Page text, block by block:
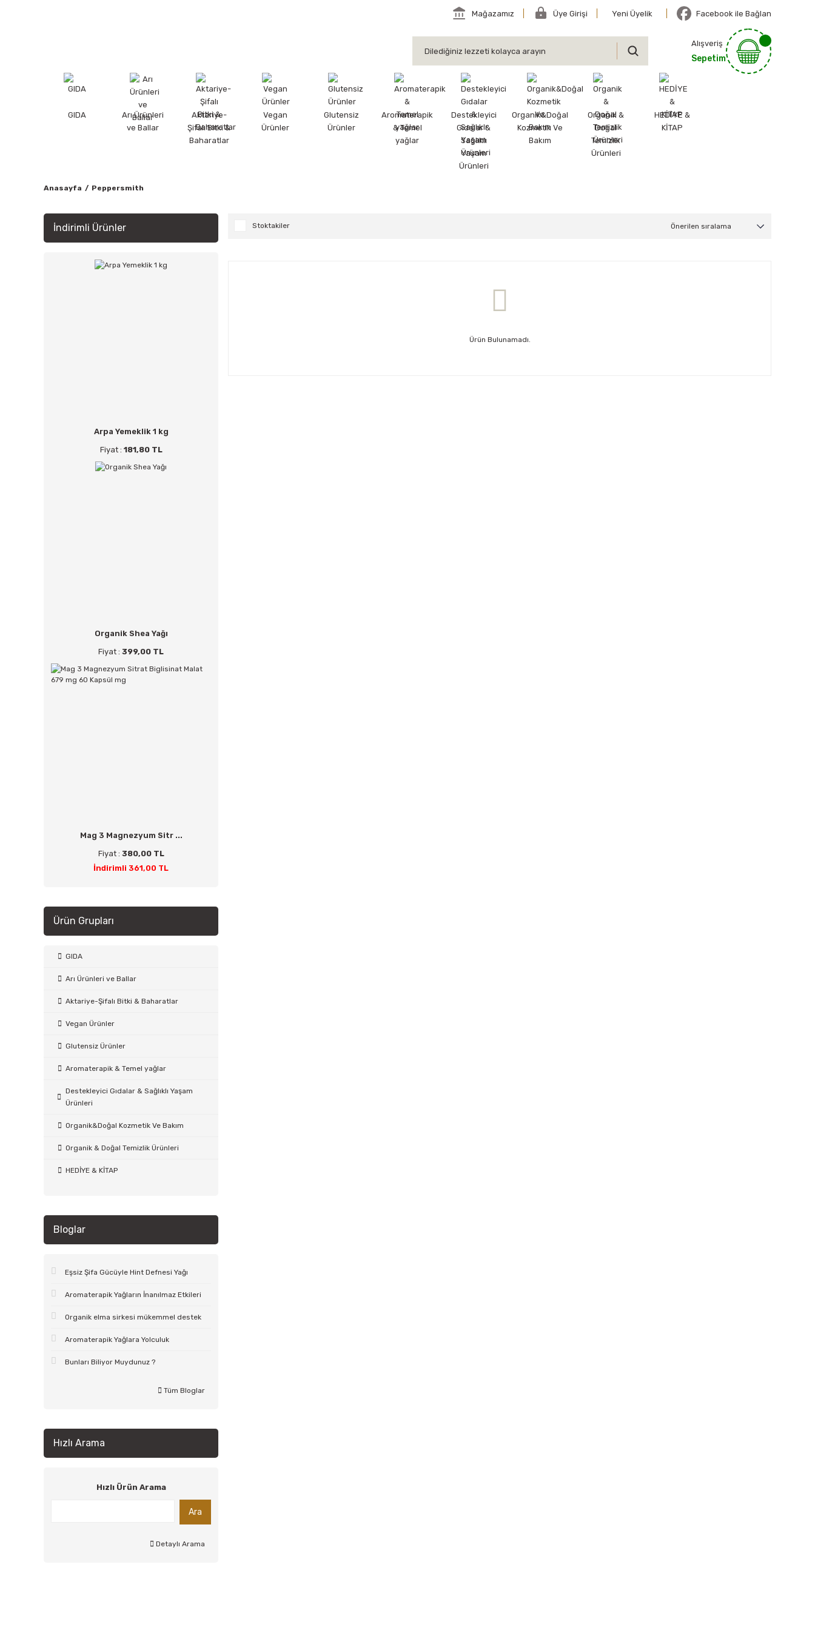
Mağazamız Üye Girişi Yeni Üyelik Facebook ile Bağlan
Alışveriş
Sepetim
GIDA
Arı Ürünleri
ve Ballar
Aktariye-
Şifalı Bitki &
Baharatlar
Vegan
Ürünler
Glutensiz
Ürünler
Aromaterapik
& Temel
yağlar
Destekleyici
Gıdalar &
Sağlıklı
Yaşam
Ürünleri
Organik&Doğal
Kozmetik Ve
Bakım
Organik &
Doğal
Temizlik
Ürünleri
HEDİYE &
KİTAP
Anasayfa Peppersmith
İndirimli Ürünler
Arpa Yemeklik 1 kg
Fiyat : 181,80 TL
Organik Shea Yağı
Fiyat : 399,00 TL
Mag 3 Magnezyum Sitr ...
Fiyat : 380,00 TL
İndirimli 361,00 TL
Ürün Grupları
GIDA
Arı Ürünleri ve Ballar
Aktariye-Şifalı Bitki & Baharatlar
Vegan Ürünler
Glutensiz Ürünler
Aromaterapik & Temel yağlar
Destekleyici Gıdalar & Sağlıklı Yaşam
Ürünleri
Organik&Doğal Kozmetik Ve Bakım
Organik & Doğal Temizlik Ürünleri
HEDİYE & KİTAP
Bloglar
Eşsiz Şifa Gücüyle Hint Defnesi Yağı
Aromaterapik Yağların İnanılmaz Etkileri
Organik elma sirkesi mükemmel destek
Aromaterapik Yağlara Yolculuk
Bunları Biliyor Muydunuz ?
Tüm Bloglar
Hızlı Arama
Hızlı Ürün Arama
Ara
Detaylı Arama
Stoktakiler
Ürün Bulunamadı.